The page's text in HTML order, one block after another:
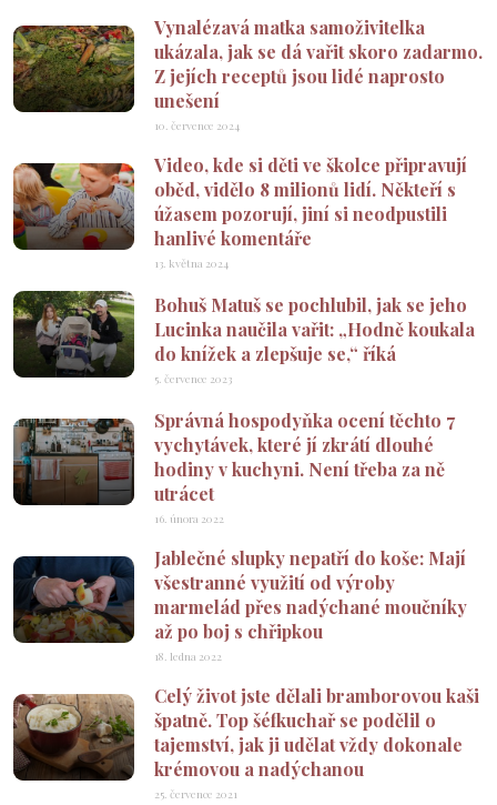
Vynalézavá matka samoživitelka
ukázala, jak se dá vařit skoro zadarmo.
Z jejích receptů jsou lidé naprosto
unešení
10. července 2024
Video, kde si děti ve školce připravují
oběd, vidělo 8 milionů lidí. Někteří s
úžasem pozorují, jiní si neodpustili
hanlivé komentáře
13. května 2024
Bohuš Matuš se pochlubil, jak se jeho
Lucinka naučila vařit: „Hodně koukala
do knížek a zlepšuje se,“ říká
5. července 2023
Správná hospodyňka ocení těchto 7
vychytávek, které jí zkrátí dlouhé
hodiny v kuchyni. Není třeba za ně
utrácet
16. února 2022
Jablečné slupky nepatří do koše: Mají
všestranné využití od výroby
marmelád přes nadýchané moučníky
až po boj s chřipkou
18. ledna 2022
Celý život jste dělali bramborovou kaši
špatně. Top šéfkuchař se podělil o
tajemství, jak ji udělat vždy dokonale
krémovou a nadýchanou
25. července 2021